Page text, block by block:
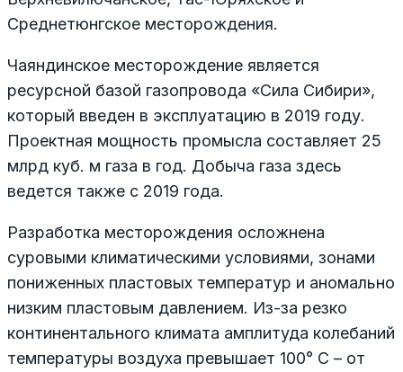
Среднетюнгское месторождения.
Чаяндинское месторождение является
ресурсной базой газопровода «Сила Сибири»,
который введен в эксплуатацию в 2019 году.
Проектная мощность промысла составляет 25
млрд куб. м газа в год. Добыча газа здесь
ведется также с 2019 года.
Разработка месторождения осложнена
суровыми климатическими условиями, зонами
пониженных пластовых температур и аномально
низким пластовым давлением. Из-за резко
континентального климата амплитуда колебаний
температуры воздуха превышает 100° С – от